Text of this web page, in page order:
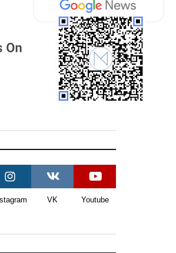
VK Youtube